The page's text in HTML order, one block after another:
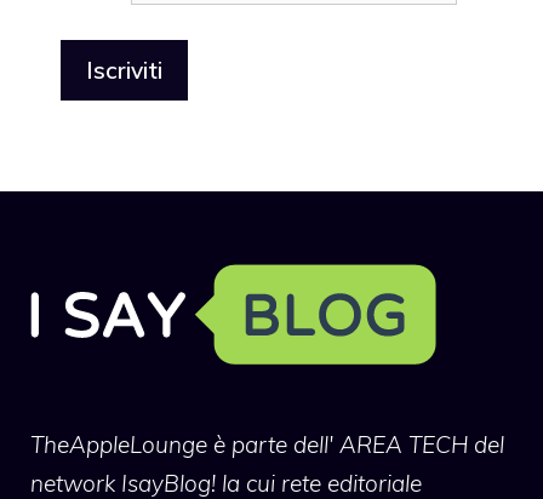
TheAppleLounge è parte dell' AREA TECH del
network IsayBlog! la cui rete editoriale